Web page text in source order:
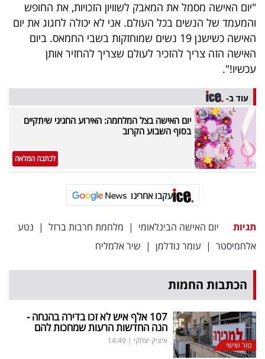
"יום האישה מסמל את המאבק לשוויון הזכויות, את החופש
והמעמד של הנשים בכל העולם. אני לא יכולה לחגוג את יום
האישה כשישנן 19 נשים שמוחזקות בשבי החמאס. ביום
האישה הזה צריך להזכיר לעולם שצריך להחזיר אותן
עכשיו!".
עוד ב-
יום האישה בצל המלחמה: האירוע החגיגי שיתקיים
בסוף השבוע הקרוב
לכתבה המלאה
עקבו אחרינו
תגיות יום האישה הבינלאומי | מלחמת חרבות ברזל | נטע
אלחמיסטר | עומר נודלמן | שיר אלמליח
הכתבות החמות
טור שישי
107 אלף איש לא זכו בדירה בהנחה -
הנה החדשות הרעות שמחכות להם
איציק יצחקי |
14:49